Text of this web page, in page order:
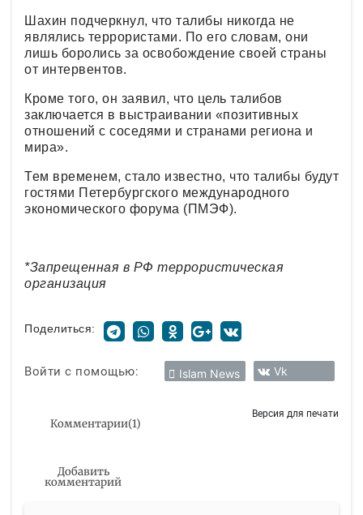
Шахин подчеркнул, что талибы никогда не
являлись террористами. По его словам, они
лишь боролись за освобождение своей страны
от интервентов.
Кроме того, он заявил, что цель талибов
заключается в выстраивании «позитивных
отношений с соседями и странами региона и
мира».
Тем временем, стало известно, что талибы будут
гостями Петербургского международного
экономического форума (ПМЭФ).
*Запрещенная в РФ террористическая
организация
Поделиться:
Войти с помощью: Islam News Vk
Комментарии(1)
Версия для печати
Добавить
комментарий